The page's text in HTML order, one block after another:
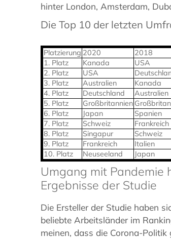
hinter London, Amsterdam,
Die Top 10 der letzten
Platzierung 2020 2018
1. Platz
Kanada USA
2. Platz
USA
3. Platz
Australien Kanada
4. Platz
Deutschland Australien
5. Platz
Großbritannien
6. Platz
Japan Spanien
7. Platz
Schweiz Frankreich
8. Platz
Singapur Schweiz
9. Platz
Frankreich Italien
10. Platz
Neuseeland Japan
Umgang mit Pandemie
Ergebnisse der Studie
Die Ersteller der Studie haben
beliebte Arbeitsländer im
meinen, dass die Corona-